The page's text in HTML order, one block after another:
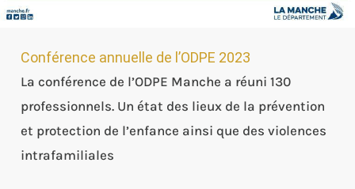
Conférence annuelle de l’ODPE 2023
La conférence de l’ODPE Manche a réuni 130
professionnels. Un état des lieux de la prévention
et protection de l’enfance ainsi que des violences
intrafamiliales